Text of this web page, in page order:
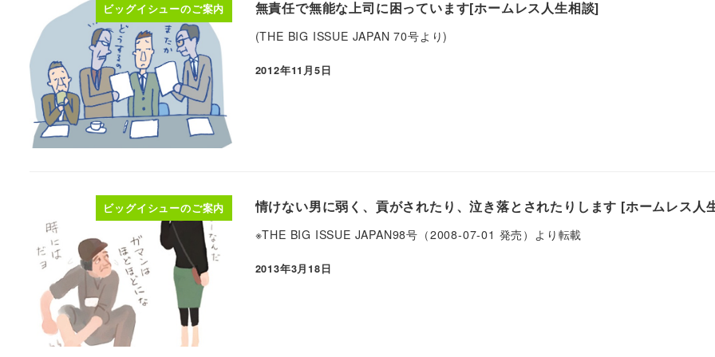
ビッグイシューのご案内 無責任で無能な上司に困っています[ホームレス人生相談]
(THE BIG ISSUE JAPAN 70号より)
2012年11月5日
ビッグイシューのご案内 情けない男に弱く、貢がされたり、泣き落とされたりします [ホームレス人
※THE BIG ISSUE JAPAN98号（2008-07-01 発売）より転載
2013年3月18日